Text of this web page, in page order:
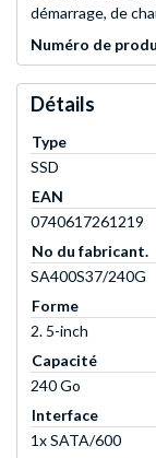
démarrage, de
Numéro de
Détails
Type
SSD
EAN
0740617261219
No du fabricant.
SA400S37/240G
Forme
2. 5-inch
Capacité
240 Go
Interface
1x SATA/600